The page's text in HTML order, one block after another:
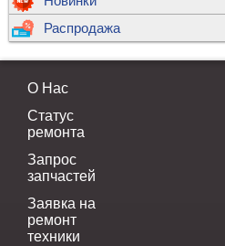
Распродажа
О Нас
Статус
ремонта
Запрос
запчастей
Заявка на
ремонт
техники